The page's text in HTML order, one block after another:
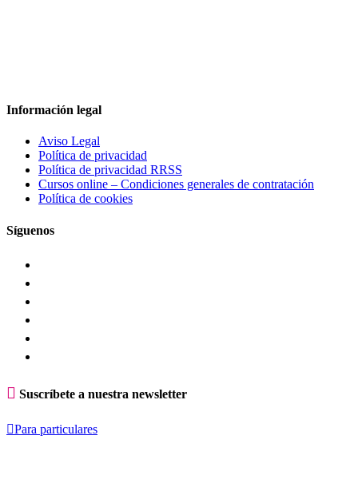
Información legal
Aviso Legal
Política de privacidad
Política de privacidad RRSS
Cursos online – Condiciones generales de contratación
Política de cookies
Síguenos
 Suscríbete a nuestra newsletter
Para particulares